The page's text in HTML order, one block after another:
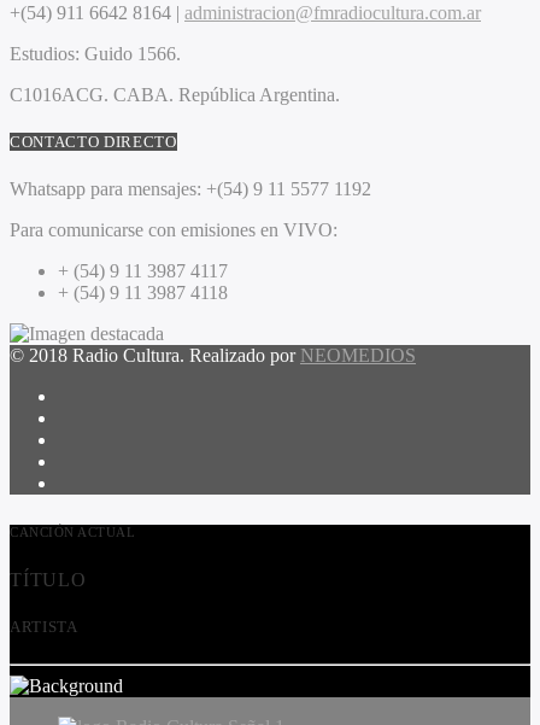
+(54) 911 6642 8164 | administracion@fmradiocultura.com.ar
Estudios: Guido 1566.
C1016ACG. CABA. República Argentina.
CONTACTO DIRECTO
Whatsapp para mensajes: +(54) 9 11 5577 1192
Para comunicarse con emisiones en VIVO:
+ (54) 9 11 3987 4117
+ (54) 9 11 3987 4118
© 2018 Radio Cultura. Realizado por NEOMEDIOS
CANCIÓN ACTUAL
TÍTULO
ARTISTA